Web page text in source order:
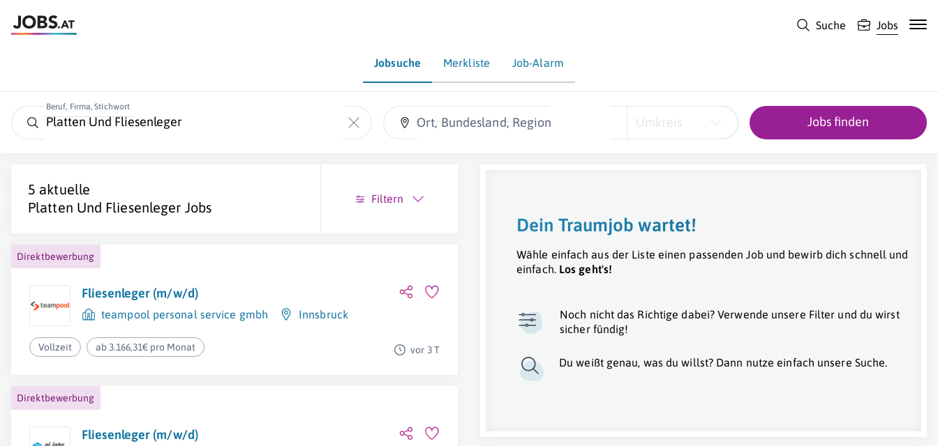
Suche Jobs
Jobsuche Merkliste Job-Alarm
Beruf, Firma, Stichwort
Ort, Bundesland, Region Umkreis Jobs finden
5 aktuelle
Platten Und Fliesenleger Jobs
Filtern
Direktbewerbung
Fliesenleger (m/w/d)
teampool personal service gmbh Innsbruck
Vollzeit ab 3.166,31€ pro Monat vor 3 T
Direktbewerbung
Fliesenleger (m/w/d)
Dein Traumjob wartet!
Wähle einfach aus der Liste einen passenden Job und bewirb dich schnell und
einfach. Los geht's!
Noch nicht das Richtige dabei? Verwende unsere Filter und du wirst
sicher fündig!
Du weißt genau, was du willst? Dann nutze einfach unsere Suche.